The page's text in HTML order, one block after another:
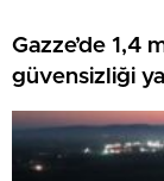
Gazze’de 1,4
güvensizliği